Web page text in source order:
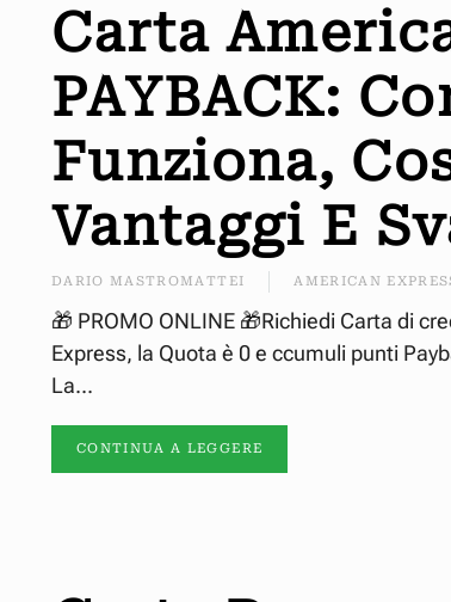
Carta
PAYBACK:
Funziona,
Vantaggi E
DARIO MASTROMATTEI AMERICAN
🎁 PROMO ONLINE 🎁Richiedi Carta di
Express, la Quota è 0 e ccumuli punti
La...
CONTINUA A LEGGERE